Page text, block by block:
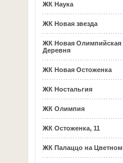
ЖК Наука
ЖК Новая звезда
ЖК Новая Олимпийская
Деревня
ЖК Новая Остоженка
ЖК Ностальгия
ЖК Олимпия
ЖК Остоженка, 11
ЖК Палаццо на Цветном